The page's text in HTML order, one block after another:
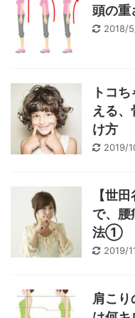
頭の重
2018/
トコ
える
け方
2019/
【世
で、腰
法①
2019/
肩こり